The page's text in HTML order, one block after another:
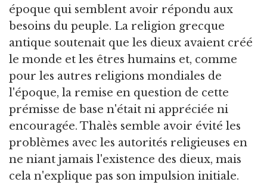
époque qui semblent avoir répondu aux
besoins du peuple. La religion grecque
antique soutenait que les dieux avaient créé
le monde et les êtres humains et, comme
pour les autres religions mondiales de
l'époque, la remise en question de cette
prémisse de base n'était ni appréciée ni
encouragée. Thalès semble avoir évité les
problèmes avec les autorités religieuses en
ne niant jamais l'existence des dieux, mais
cela n'explique pas son impulsion initiale.